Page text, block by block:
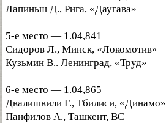
Лапиньш Д., Рига, «Даугава»
5-е место — 1.04,841
Сидоров Л., Минск, «Локомотив»
Кузьмин В.. Ленинград, «Труд»
6-е место — 1.04,865
Двалишвили Г., Тбилиси, «Динамо»
Панфилов А., Ташкент, ВС